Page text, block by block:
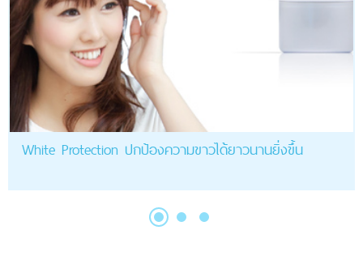
White Protection ปกป้องความขาวได้ยาวนานยิ่งขึ้น